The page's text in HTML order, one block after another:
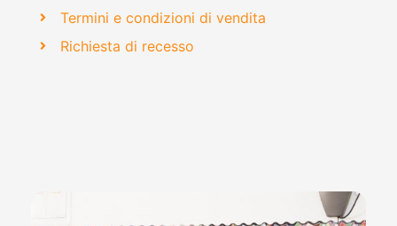
Termini e condizioni di vendita
Richiesta di recesso